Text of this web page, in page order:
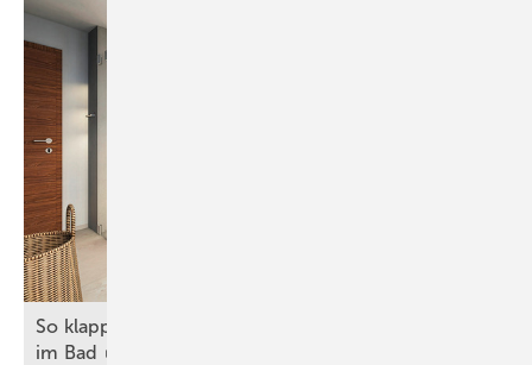
So klappt’s mit Kunden und beteiligten Gewerken
im Bad